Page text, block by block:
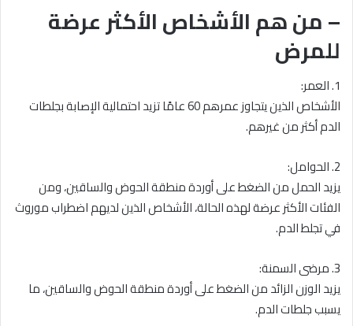
– من هم الأشخاص الأكثر عرضة
للمرض
1. العمر:
الأشخاص الذين يتجاوز عمرهم 60 عامًا تزيد احتمالية الإصابة بجلطات
الدم أكثر من غيرهم.
2. الحوامل:
يزيد الحمل من الضغط على أوردة منطقة الحوض والساقين، ومن
الفئات الأكثر عرضة لهذه الحالة، الأشخاص الذين لديهم اضطراب موروث
في تجلط الدم.
3. مرضى السمنة:
يزيد الوزن الزائد من الضغط على أوردة منطقة الحوض والساقين، ما
يسبب جلطات الدم.